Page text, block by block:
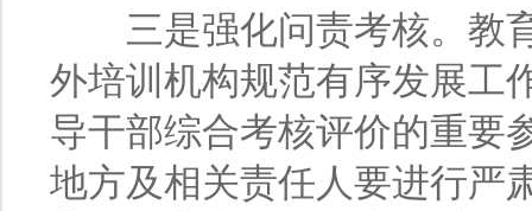
三是强化问责考核。教育
外培训机构规范有序发展工
导干部综合考核评价的重要
地方及相关责任人要进行严